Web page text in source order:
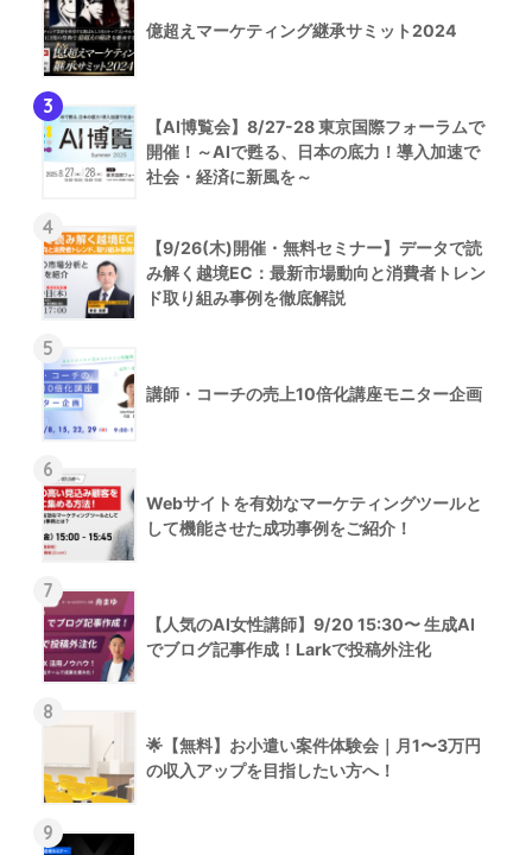
億超えマーケティング継承サミット2024
3
【AI博覧会】8/27-28 東京国際フォーラムで
開催！～AIで甦る、日本の底力！導入加速で
社会・経済に新風を～
4
【9/26(木)開催・無料セミナー】データで読
み解く越境EC：最新市場動向と消費者トレン
ド取り組み事例を徹底解説
5
講師・コーチの売上10倍化講座モニター企画
6
Webサイトを有効なマーケティングツールと
して機能させた成功事例をご紹介！
7
【人気のAI女性講師】9/20 15:30〜 生成AI
でブログ記事作成！Larkで投稿外注化
8
🌟【無料】お小遣い案件体験会｜月1〜3万円
の収入アップを目指したい方へ！
9